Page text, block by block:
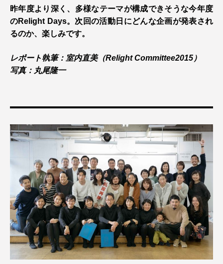
昨年度より深く、多様なテーマが構成できそうな今年度
のRelight Days。次回の活動日にどんな企画が発表され
るのか、楽しみです。
レポート執筆：室内直美（Relight Committee2015）
写真：丸尾隆一